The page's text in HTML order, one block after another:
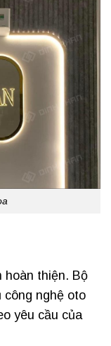
hoàn thiện. Bộ
nghệ oto
yêu cầu của